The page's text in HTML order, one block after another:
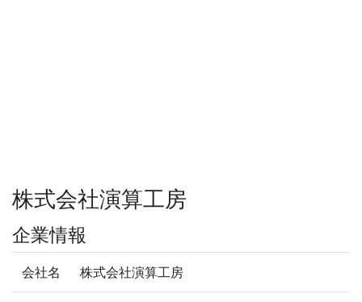
株式会社演算工房
企業情報
会社名 株式会社演算工房